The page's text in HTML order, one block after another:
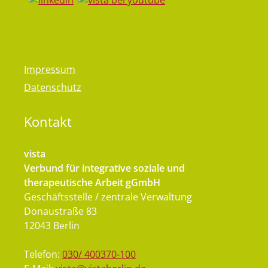
Impressum
Datenschutz
Kontakt
vista
Verbund für integrative soziale und
therapeutische Arbeit gGmbH
Geschäftsstelle / zentrale Verwaltung
Donaustraße 83
12043 Berlin
Telefon: 030/ 400370-100